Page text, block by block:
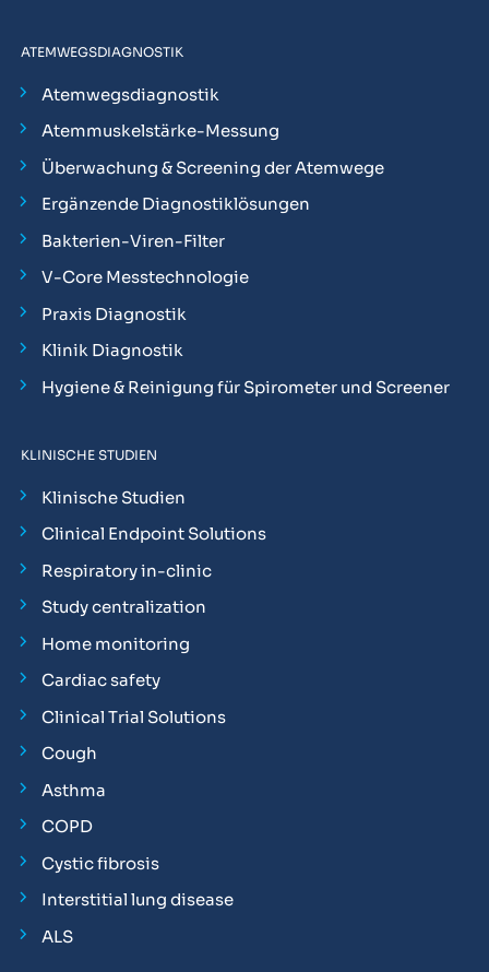
ATEMWEGSDIAGNOSTIK
Atemwegsdiagnostik
Atemmuskelstärke-Messung
Überwachung & Screening der Atemwege
Ergänzende Diagnostiklösungen
Bakterien-Viren-Filter
V-Core Messtechnologie
Praxis Diagnostik
Klinik Diagnostik
Hygiene & Reinigung für Spirometer und Screener
KLINISCHE STUDIEN
Klinische Studien
Clinical Endpoint Solutions
Respiratory in-clinic
Study centralization
Home monitoring
Cardiac safety
Clinical Trial Solutions
Cough
Asthma
COPD
Cystic fibrosis
Interstitial lung disease
ALS